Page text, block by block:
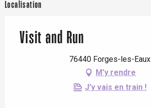
Localisation
Visit and Run
76440 Forges-les-Eaux
M'y rendre
J'y vais en train !